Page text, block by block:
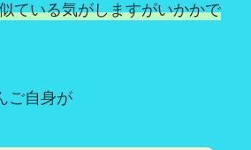
ている気がしますがいかかで
ご自身が